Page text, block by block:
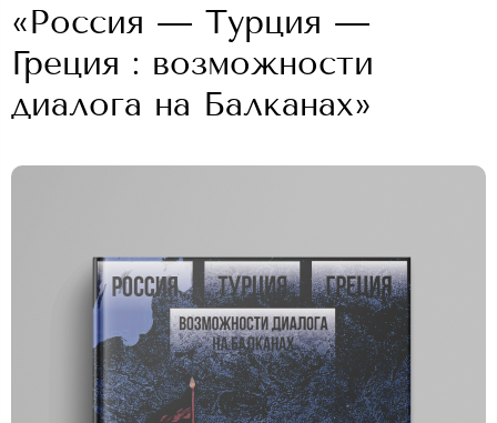
«Россия — Турция —
Греция : возможности
диалога на Балканах»